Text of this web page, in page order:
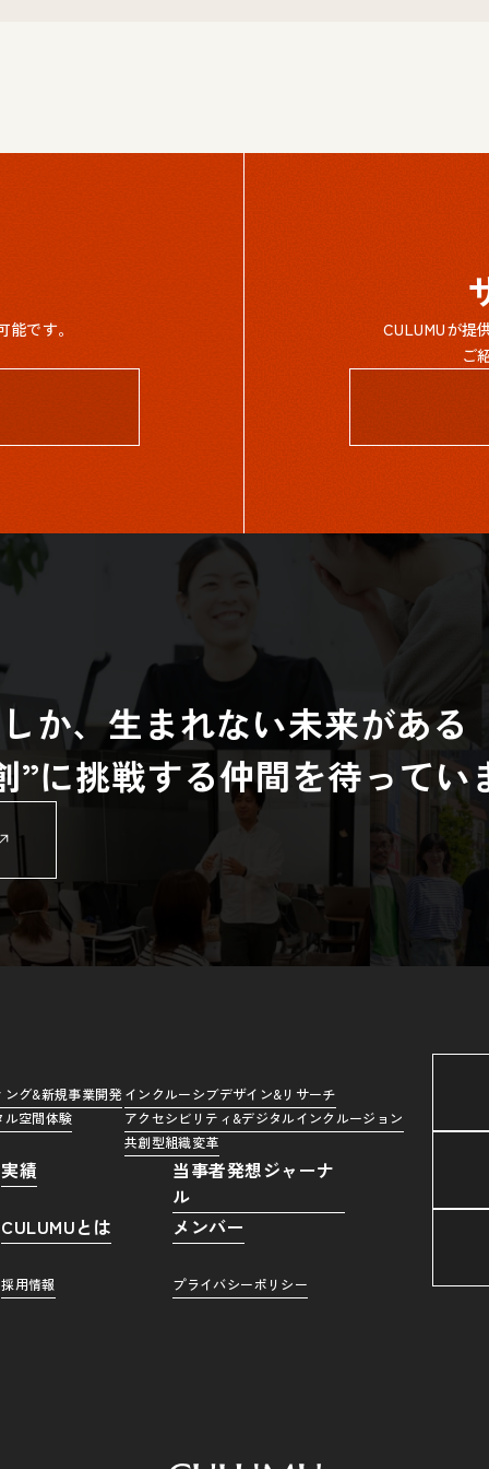
です。
CULUMUが提
ご
か、生まれない未来がある
”に挑戦する仲間を待ってい
グ&新規事業開発インクルーシブデザイン&リサーチ
ル空間体験
アクセシビリティ&デジタルインクルージョン
共創型組織変革
実績
当事者発想ジャーナ
ル
CULUMUとは
メンバー
採用情報 プライバシーポリシー